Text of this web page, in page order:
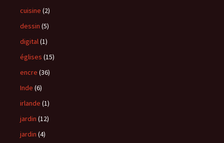
cuisine (2)
dessin (5)
digital(1)
églises (15)
encre (36)
Inde (6)
irlande (1)
jardin (12)
jardin (4)